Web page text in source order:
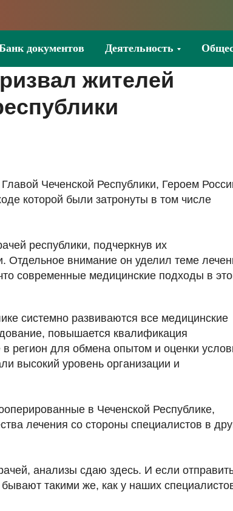
документов Деятельность
жителей
Чеченской Республики, Героем
которой были затронуты в том числе
республики, подчеркнув их
Отдельное внимание он уделил теме
современные медицинские подходы в
системно развиваются все медицинские
повышается квалификация
регион для обмена опытом и оценки
высокий уровень организации и
в Чеченской Республике,
лечения со стороны специалистов в
анализы сдаю здесь. И если
такими же, как у наших